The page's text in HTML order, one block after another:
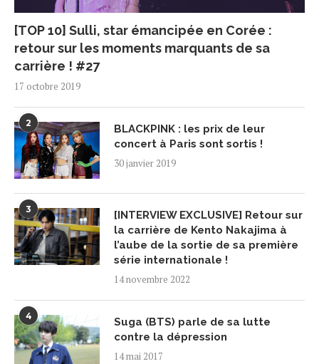
[TOP 10] Sulli, star émancipée en Corée :
retour sur les moments marquants de sa
carrière ! #27
17 octobre 2019
2
BLACKPINK : les prix de leur
concert à Paris sont sortis !
30 janvier 2019
3
[INTERVIEW EXCLUSIVE] Retour sur
la carrière de Kento Nakajima à
l’aube de la sortie de sa première
série internationale !
14 novembre 2022
4
Suga (BTS) parle de sa lutte
contre la dépression
14 mai 2017